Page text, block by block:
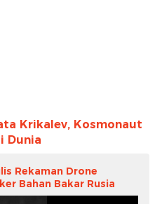
Krikalev, Kosmonaut
Dunia
Rekaman Drone
Bahan Bakar Rusia